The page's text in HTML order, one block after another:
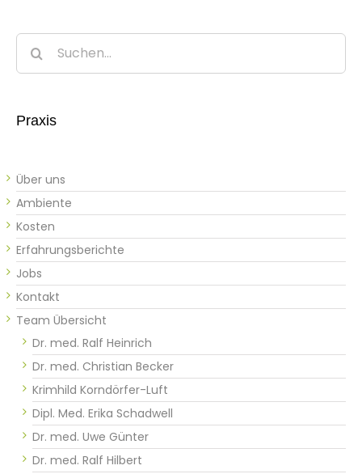
Suche
nach:
Praxis
Über uns
Ambiente
Kosten
Erfahrungsberichte
Jobs
Kontakt
Team Übersicht
Dr. med. Ralf Heinrich
Dr. med. Christian Becker
Krimhild Korndörfer-Luft
Dipl. Med. Erika Schadwell
Dr. med. Uwe Günter​​​​
Dr. med. Ralf Hilbert